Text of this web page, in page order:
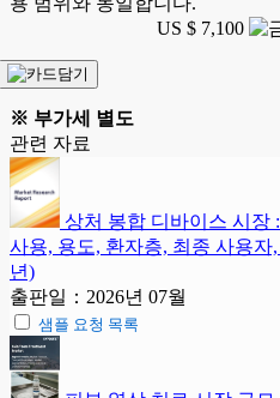
US $ 7,100
※ 부가세 별도
관련 자료
상처 봉합 디바이스 시장
사용, 용도, 환자층, 최종 사용자
년)
출판일：2026년 07월
샘플 요청 목록